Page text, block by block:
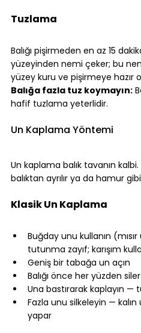
Tuzlama
Balığı pişirmeden en az 15
yüzeyinden nemi çeker; bu
yüzey kuru ve pişirmeye hazır
Balığa fazla tuz koymayın:
hafif tuzlama yeterlidir.
Un Kaplama Yöntemi
Un kaplama balık tavanın
balıktan ayrılır ya da hamur
Klasik Un Kaplama
Buğday unu kullanın
tutunma zayıf; karışım
Geniş bir tabağa un açın
Balığı önce her yüzden
Una bastırarak kaplayın —
Fazla unu silkeleyin —
yapar